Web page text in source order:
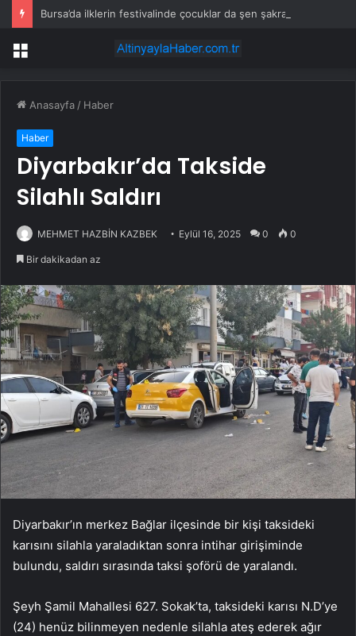
Bursa’da ilklerin festivalinde çocuklar da şen şakrak
Menü
Anasayfa / Haber
Haber
Diyarbakır’da Takside
Silahlı Saldırı
MEHMET HAZBİN KAZBEK Eylül 16, 2025 0 0
Bir dakikadan az
Diyarbakır’ın merkez Bağlar ilçesinde bir kişi taksideki
karısını silahla yaraladıktan sonra intihar girişiminde
bulundu, saldırı sırasında taksi şoförü de yaralandı.
Şeyh Şamil Mahallesi 627. Sokak’ta, taksideki karısı N.D’ye
(24) henüz bilinmeyen nedenle silahla ateş ederek ağır